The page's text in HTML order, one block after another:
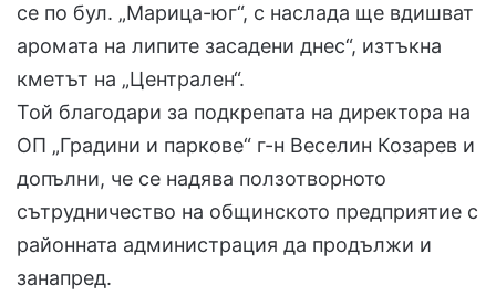
се по бул. „Марица-юг“, с наслада ще вдишват
аромата на липите засадени днес“, изтъкна
кметът на „Централен“.
Той благодари за подкрепата на директора на
ОП „Градини и паркове“ г-н Веселин Козарев и
допълни, че се надява ползотворното
сътрудничество на общинското предприятие с
районната администрация да продължи и
занапред.